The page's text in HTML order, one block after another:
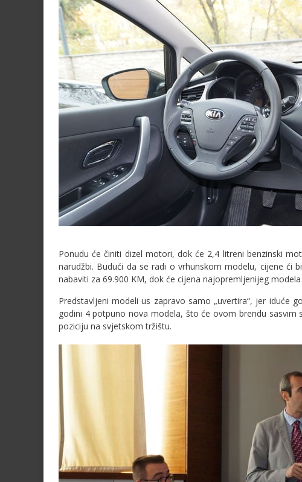
Ponudu će činiti dizel motori, dok će 2,4 litreni benzinski
narudžbi. Budući da se radi o vrhunskom modelu, cijene ći
nabaviti za 69.900 KM, dok će cijena najopremljenijeg
Predstavljeni modeli us zapravo samo „uvertira“, jer iduće
godini 4 potpuno nova modela, što će ovom brendu
poziciju na svjetskom tržištu.